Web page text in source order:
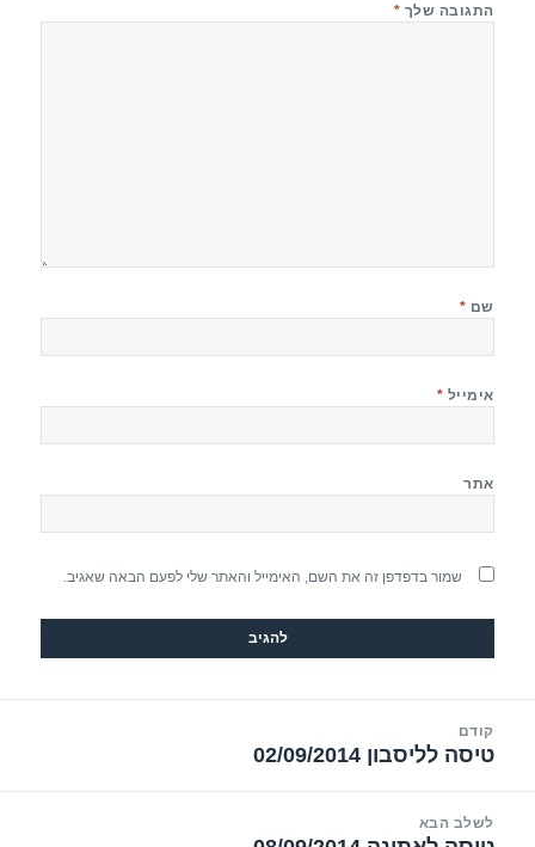
התגובה שלך *
שם *
אימייל *
אתר
שמור בדפדפן זה את השם, האימייל והאתר שלי לפעם הבאה שאגיב.
קודם
הפוסט
טיסה לליסבון 02/09/2014
לשלב הבא